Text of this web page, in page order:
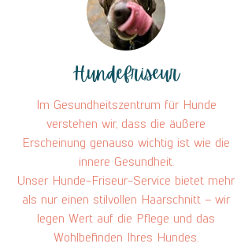
Hundefriseur
Im Gesundheitszentrum für Hunde
verstehen wir, dass die äußere
Erscheinung genauso wichtig ist wie die
innere Gesundheit.
Unser Hunde-Friseur-Service bietet mehr
als nur einen stilvollen Haarschnitt – wir
legen Wert auf die Pflege und das
Wohlbefinden Ihres Hundes.